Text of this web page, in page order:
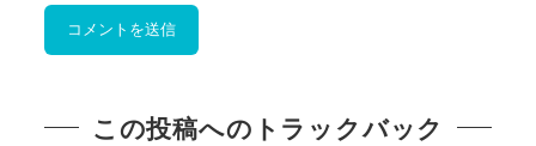
この投稿へのトラックバック